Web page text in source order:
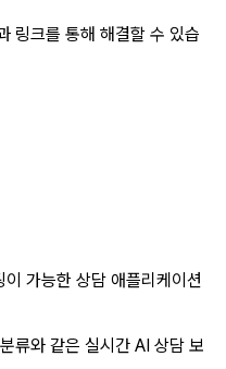
링크를 통해 해결할 수 있습
가능한 상담 애플리케이션
류와 같은 실시간 AI 상담 보